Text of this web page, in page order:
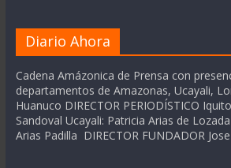
Diario Ahora
Cadena Amázonica de Prensa con
departamentos de Amazonas, Ucayali,
Huanuco DIRECTOR PERIODÍSTICO
Sandoval Ucayali: Patricia Arias de
Arias Padilla DIRECTOR FUNDADOR